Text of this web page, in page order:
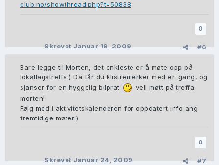
club.no/showthread.php?t=50838
0
#6
SkrevetJanuar 19, 2009
Bare legge til Morten, det enkleste er å møte opp på
lokallagstreffa:) Da får du klistremerker med en gang, og
sjanser for en hyggelig bilprat
vell møtt på treffa
morten!
Følg med i aktivitetskalenderen for oppdatert info ang
fremtidige møter:)
0
#7
SkrevetJanuar 24, 2009